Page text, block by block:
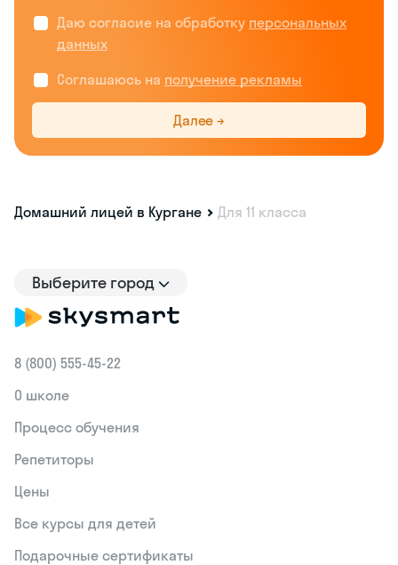
Даю согласие на обработку персональных
данных
Соглашаюсь на получение рекламы
Далее →
Домашний лицей в Кургане Для 11 класса
Выберите город
8 (800) 555‑45-22
О школе
Процесс обучения
Репетиторы
Цены
Все курсы для детей
Подарочные сертификаты